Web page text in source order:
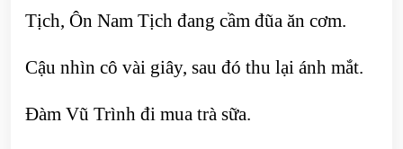
Tịch, Ôn Nam Tịch đang cầm đũa ăn cơm.
Cậu nhìn cô vài giây, sau đó thu lại ánh mắt.
Đàm Vũ Trình đi mua trà sữa.